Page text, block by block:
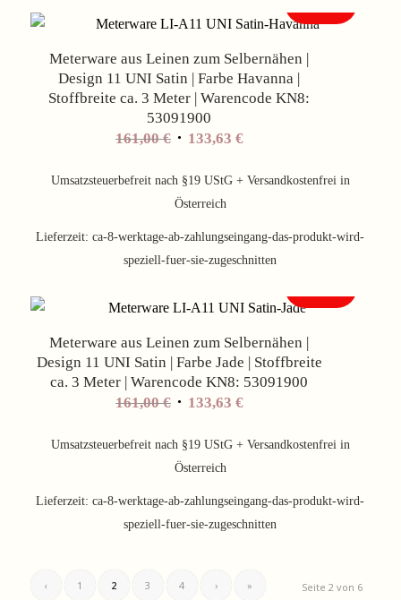
Meterware aus Leinen zum Selbernähen |
Design 11 UNI Satin | Farbe Havanna |
Stoffbreite ca. 3 Meter | Warencode KN8:
53091900
161,00€ Ursprünglicher
war:
161,00 €
133,63 €Aktueller
ist:
Umsatzsteuerbefreit nach §19 UStG + Versandkostenfrei in
Österreich
Lieferzeit:ca-8-werktage-ab-zahlungseingang-das-produkt-wird-
speziell-fuer-sie-zugeschnitten
Meterware aus Leinen zum Selbernähen |
Design 11 UNI Satin | Farbe Jade | Stoffbreite
ca. 3 Meter | Warencode KN8: 53091900
161,00€ Ursprünglicher
war:
161,00 €
133,63 €Aktueller
ist:
Umsatzsteuerbefreit nach §19 UStG + Versandkostenfrei in
Österreich
Lieferzeit:ca-8-werktage-ab-zahlungseingang-das-produkt-wird-
speziell-fuer-sie-zugeschnitten
Seite 2 von 6
‹ 1 2 3 4 › »